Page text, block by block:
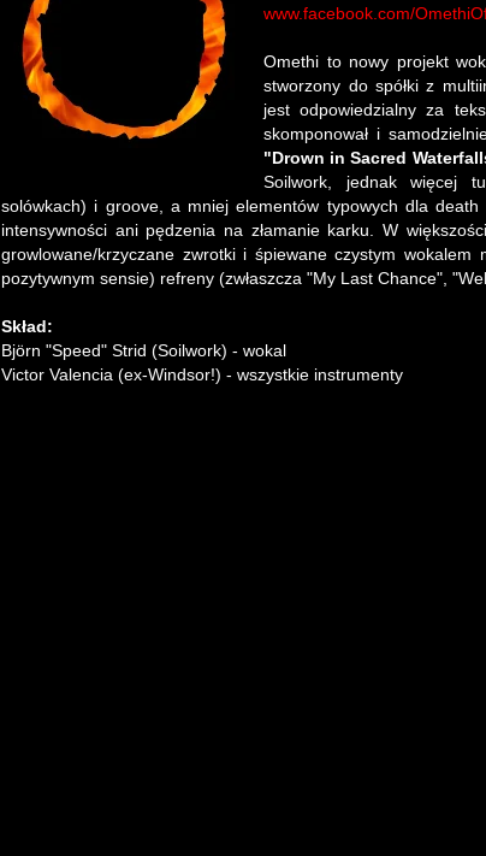
www.facebook.com/
Omethi to nowy projekt
stworzony do spółki z
jest odpowiedzialny za
skomponował i
"Drown in Sacred
Soilwork, jednak więcej
solówkach) i groove, a mniej elementów typowych dla
intensywności ani pędzenia na złamanie karku. W
growlowane/krzyczane zwrotki i śpiewane czystym wokalem
pozytywnym sensie) refreny (zwłaszcza "My Last Chance",
Skład:
Björn "Speed" Strid (Soilwork) - wokal
Victor Valencia (ex-Windsor!) - wszystkie instrumenty